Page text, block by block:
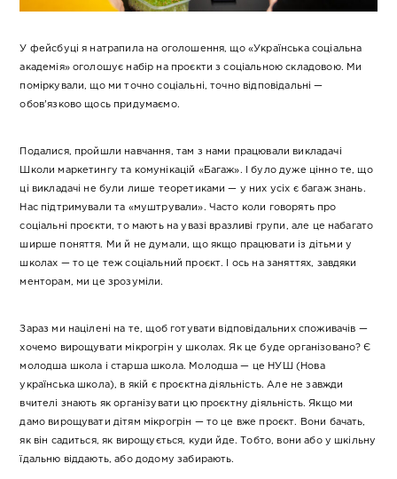
У фейсбуці я натрапила на оголошення, що «Українська соціальна
академія» оголошує набір на проєкти з соціальною складовою. Ми
поміркували, що ми точно соціальні, точно відповідальні —
обов’язково щось придумаємо.
Подалися, пройшли навчання, там з нами працювали викладачі
Школи маркетингу та комунікацій «Багаж». І було дуже цінно те, що
ці викладачі не були лише теоретиками — у них усіх є багаж знань.
Нас підтримували та «муштрували». Часто коли говорять про
соціальні проєкти, то мають на увазі вразливі групи, але це набагато
ширше поняття. Ми й не думали, що якщо працювати із дітьми у
школах — то це теж соціальний проєкт. І ось на заняттях, завдяки
менторам, ми це зрозуміли.
Зараз ми націлені на те, щоб готувати відповідальних споживачів —
хочемо вирощувати мікрогрін у школах. Як це буде організовано? Є
молодша школа і старша школа. Молодша — це НУШ (Нова
українська школа), в якій є проєктна діяльність. Але не завжди
вчителі знають як організувати цю проєктну діяльність. Якщо ми
дамо вирощувати дітям мікрогрін — то це вже проєкт. Вони бачать,
як він садиться, як вирощується, куди йде. Тобто, вони або у шкільну
їдальню віддають, або додому забирають.